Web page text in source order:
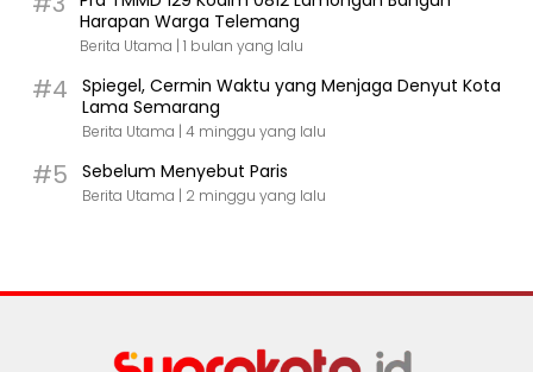
Harapan Warga Telemang
Berita Utama | 1 bulan yang lalu
#4
Spiegel, Cermin Waktu yang Menjaga Denyut Kota
Lama Semarang
Berita Utama | 4 minggu yang lalu
#5 Sebelum Menyebut Paris
Berita Utama | 2 minggu yang lalu